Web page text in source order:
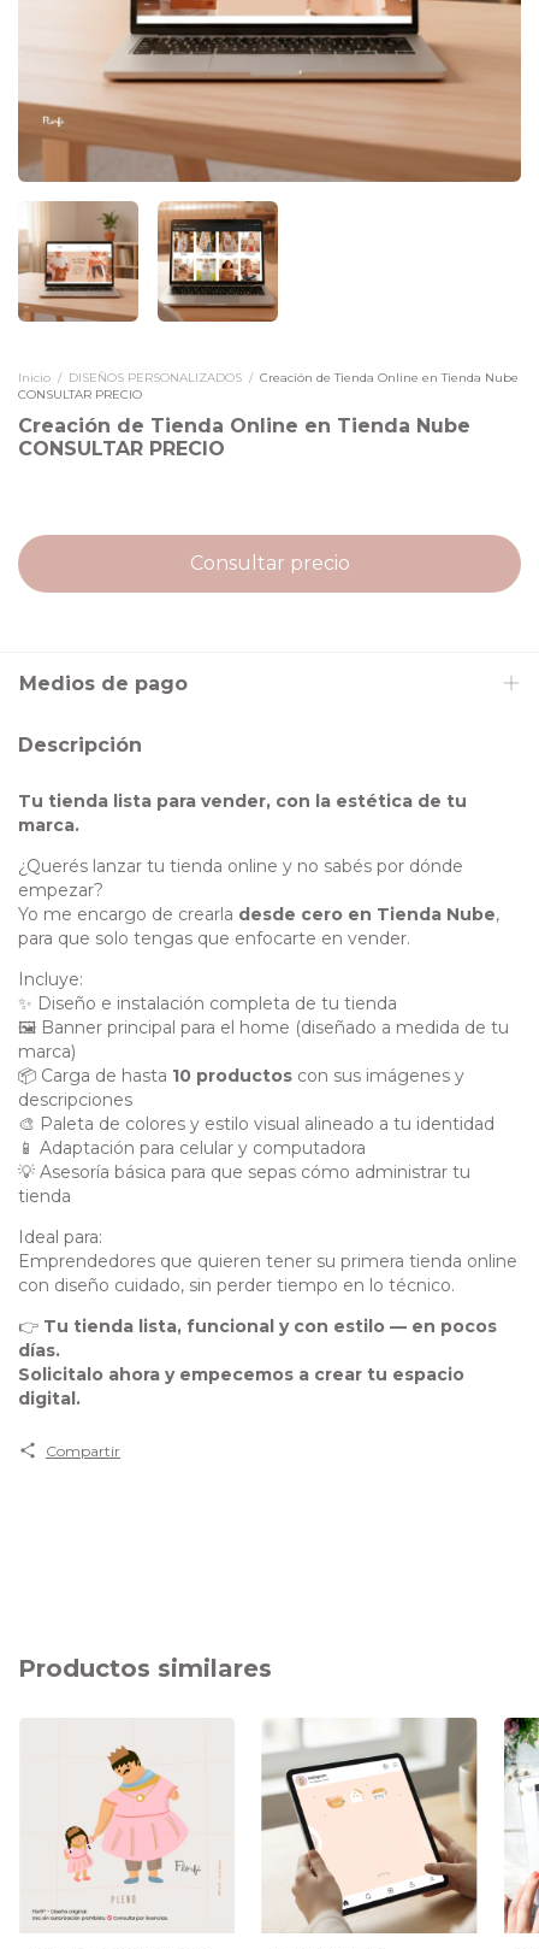
Inicio / DISEÑOS PERSONALIZADOS / Creación de Tienda Online en Tienda Nube
CONSULTAR PRECIO
Creación de Tienda Online en Tienda Nube
CONSULTAR PRECIO
Medios de pago
Descripción
Tu tienda lista para vender, con la estética de tu
marca.
¿Querés lanzar tu tienda online y no sabés por dónde
empezar?
Yo me encargo de crearla desde cero en Tienda Nube,
para que solo tengas que enfocarte en vender.
Incluye:
✨ Diseño e instalación completa de tu tienda
🖼️ Banner principal para el home (diseñado a medida de tu
marca)
📦 Carga de hasta 10 productos con sus imágenes y
descripciones
🎨 Paleta de colores y estilo visual alineado a tu identidad
📱 Adaptación para celular y computadora
💡 Asesoría básica para que sepas cómo administrar tu
tienda
Ideal para:
Emprendedores que quieren tener su primera tienda online
con diseño cuidado, sin perder tiempo en lo técnico.
👉 Tu tienda lista, funcional y con estilo — en pocos
días.
Solicitalo ahora y empecemos a crear tu espacio
digital.
Compartir
Productos similares